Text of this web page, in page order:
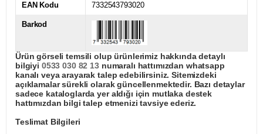
EAN Kodu 7332543793020
Barkod
Ürün görseli temsili olup ürünlerimiz hakkında detaylı
bilgiyi 0533 030 82 13numaralı hattımızdan whatsapp
kanalı veya arayarak talep edebilirsiniz. Sitemizdeki
açıklamalar sürekli olarak güncellenmektedir. Bazı detaylar
sadece kataloglarda yer aldığı için mutlaka destek
hattımızdan bilgi talep etmenizi tavsiye ederiz.
Teslimat Bilgileri